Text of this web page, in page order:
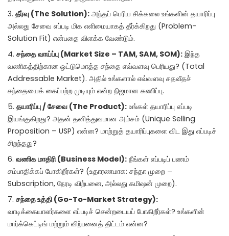
தீர்வு (The Solution): அந்தப் பெரிய சிக்கலை உங்களின் தயாரிப்பு
அல்லது சேவை எப்படி மிக எளிமையாகத் தீர்க்கிறது (Problem-
Solution Fit) என்பதை விளக்க வேண்டும்.
சந்தை வாய்ப்பு (Market Size – TAM, SAM, SOM): இந்த
வணிகத்திற்கான ஒட்டுமொத்த சந்தை எவ்வளவு பெரியது? (Total
Addressable Market). அதில் உங்களால் எவ்வளவு சதவீதச்
சந்தையைக் கைப்பற்ற முடியும் என்ற நிஜமான கணிப்பு.
தயாரிப்பு / சேவை (The Product): உங்கள் தயாரிப்பு எப்படி
இயங்குகிறது? அதன் தனித்துவமான அம்சம் (Unique Selling
Proposition – USP) என்ன? மாற்றுத் தயாரிப்புகளை விட இது எப்படிச்
சிறந்தது?
வணிக மாதிரி (Business Model): நீங்கள் எப்படிப் பணம்
சம்பாதிக்கப் போகிறீர்கள்? (உதாரணமாக: சந்தா முறை –
Subscription, நேரடி விற்பனை, அல்லது கமிஷன் முறை).
சந்தை உத்தி (Go-To-Market Strategy):
வாடிக்கையாளர்களை எப்படிச் சென்றடையப் போகிறீர்கள்? உங்களின்
மார்க்கெட்டிங் மற்றும் விற்பனைத் திட்டம் என்ன?